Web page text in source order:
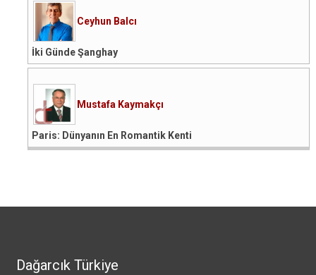
Ceyhun Balcı
İki Günde Şanghay
Mustafa Kaymakçı
Paris: Dünyanın En Romantik Kenti
Dağarcık Türkiye